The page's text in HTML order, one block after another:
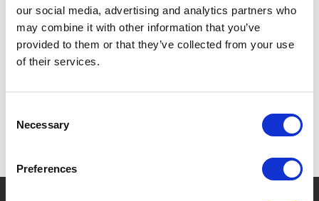
our social media, advertising and analytics partners who
may combine it with other information that you’ve
provided to them or that they’ve collected from your use
of their services.
Selection
Necessary
Preferences
SPEZIFIKATIONEN